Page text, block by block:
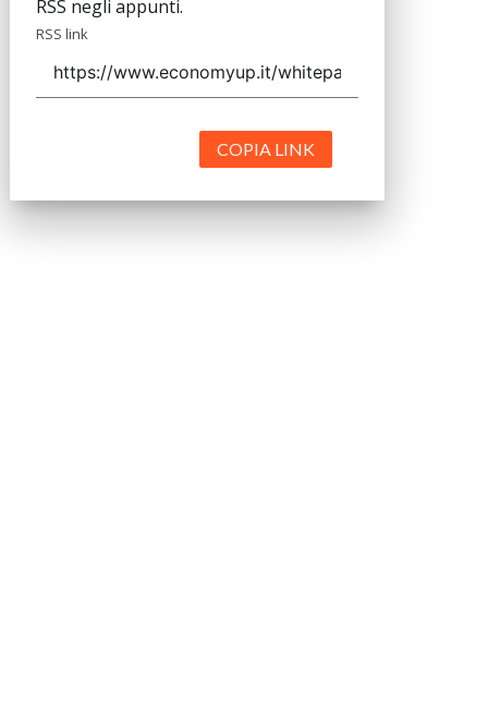
RSS negli appunti.
RSS link
COPIA LINK